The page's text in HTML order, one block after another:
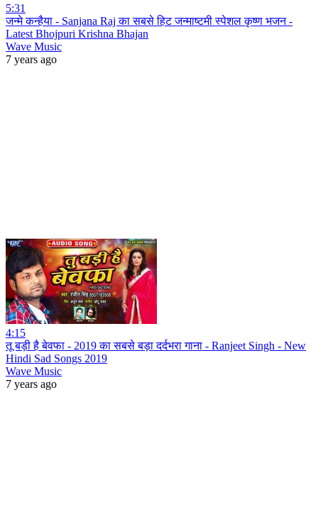
5:31
जन्मे कन्हैया - Sanjana Raj का सबसे हिट जन्माष्टमी स्पेशल कृष्ण भजन -
Latest Bhojpuri Krishna Bhajan
Wave Music
7 years ago
4:15
तू बड़ी है बेवफा - 2019 का सबसे बड़ा दर्दभरा गाना - Ranjeet Singh - New
Hindi Sad Songs 2019
Wave Music
7 years ago